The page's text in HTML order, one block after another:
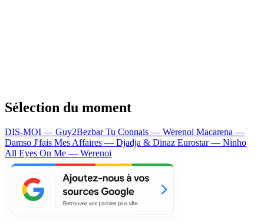
Sélection du moment
DIS-MOI — Guy2BezbarTu Connais — Werenoi Macarena —
Damso J'fais Mes Affaires — Djadja & Dinaz Eurostar — Ninho
All Eyes On Me — Werenoi